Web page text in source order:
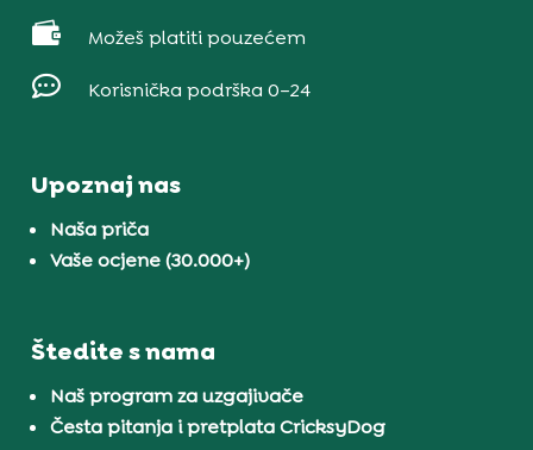
 Možeš platiti pouzećem
 Korisnička podrška 0–24
Upoznaj nas
Naša priča
Vaše ocjene (30.000+)
Štedite s nama
Naš program za uzgajivače
Česta pitanja i pretplata CricksyDog